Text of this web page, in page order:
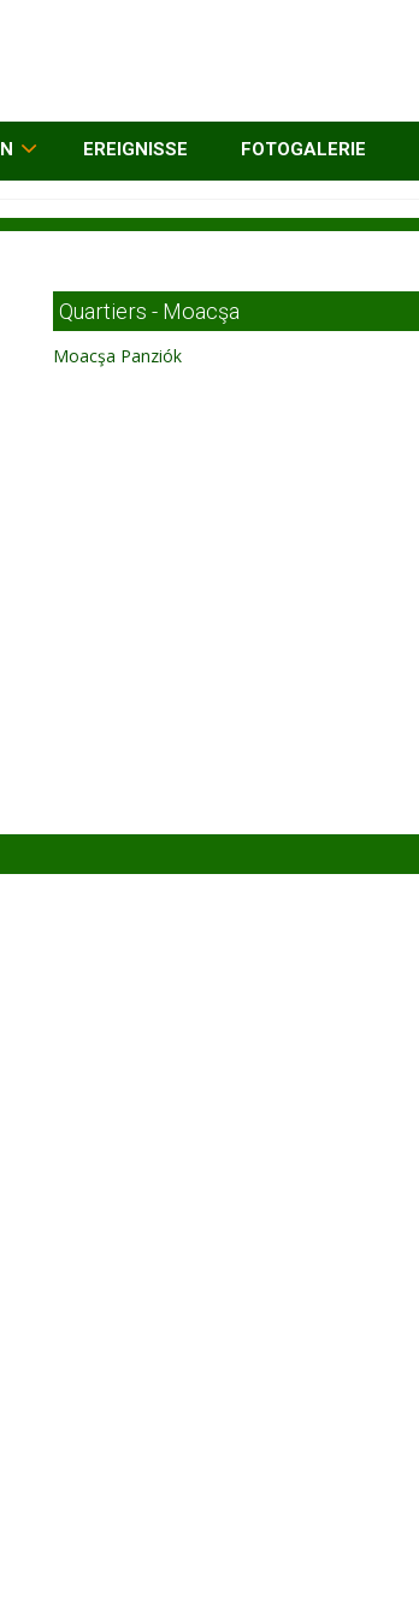
EREIGNISSE FOTOGALERIE
Quartiers - Moacşa
Moacşa Panziók